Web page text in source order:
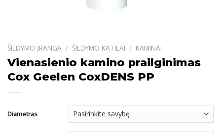
ŠILDYMO ĮRANGA / ŠILDYMO KATILAI / KAMINAI
Vienasienio kamino prailginimas
Cox Geelen CoxDENS PP
Diametras